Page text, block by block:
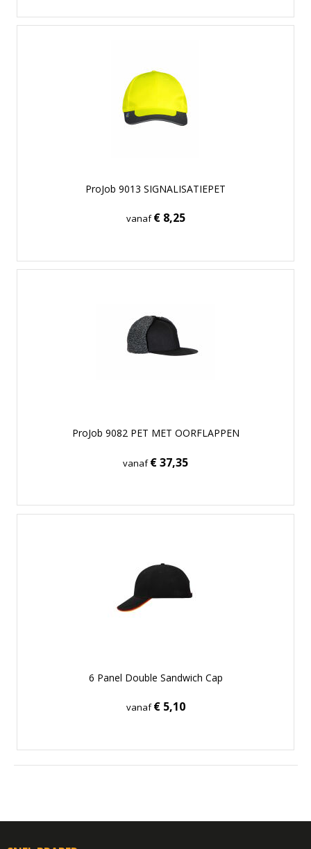
ProJob 9013 SIGNALISATIEPET
vanaf€ 8,25
ProJob 9082 PET MET OORFLAPPEN
vanaf€ 37,35
6 Panel Double Sandwich Cap
vanaf€ 5,10